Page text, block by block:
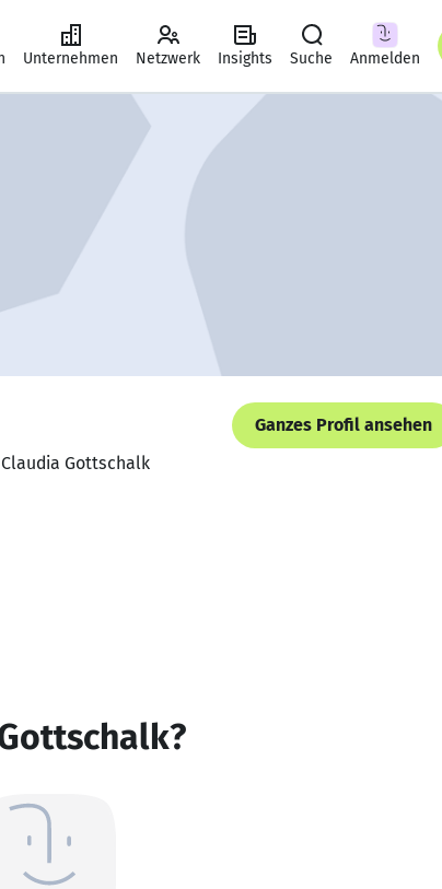
Unternehmen Netzwerk Insights Suche Anmelden
Ganzes Profil ansehen
Gottschalk